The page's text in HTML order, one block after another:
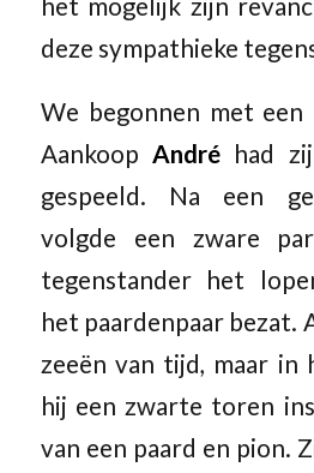
het mogelijk zijn
deze sympathieke
We begonnen met
Aankoop André had
gespeeld. Na een
volgde een zware
tegenstander het
het paardenpaar bezat.
zeeën van tijd, maar in
hij een zwarte toren
van een paard en pion.